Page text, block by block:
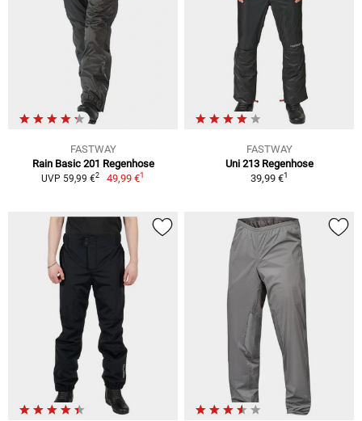
FASTWAY
Rain Basic 201 Regenhose
UVP 59,99 €2 49,99 €1
FASTWAY
Uni 213 Regenhose
39,99 €1